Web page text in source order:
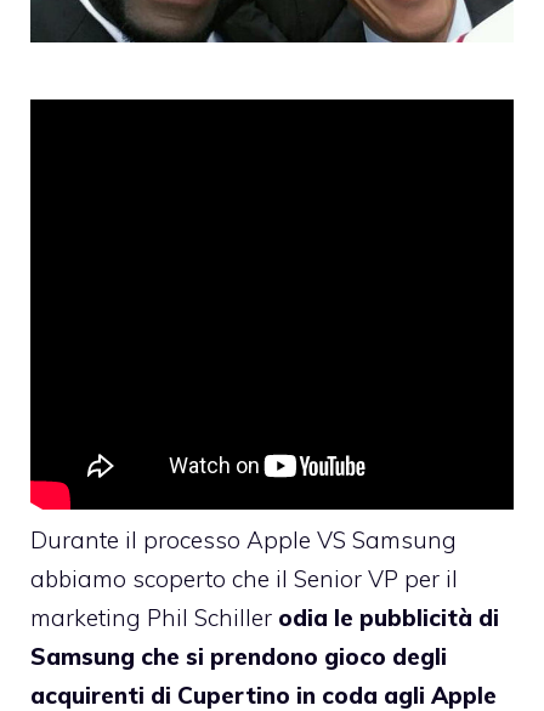
Durante il processo Apple VS Samsung
abbiamo scoperto che il Senior VP per il
marketing Phil Schiller odia le pubblicità di
Samsung che si prendono gioco degli
acquirenti di Cupertino in coda agli Apple